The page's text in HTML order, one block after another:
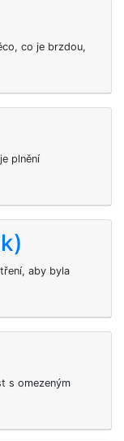
co je brzdou,
plnění
aby byla
s omezeným